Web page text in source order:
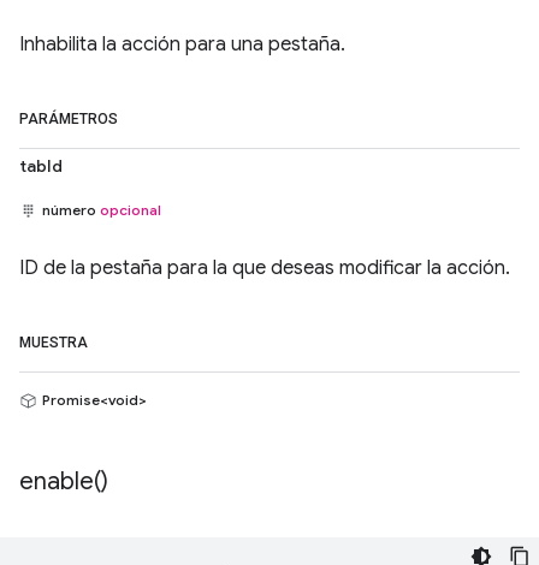
Inhabilita la acción para una pestaña.
PARÁMETROS
tabId
número opcional
ID de la pestaña para la que deseas modificar la acción.
MUESTRA
Promise<void>
enable()